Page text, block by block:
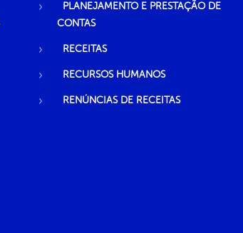
PLANEJAMENTO E PRESTAÇÃO DE
CONTAS
RECEITAS
RECURSOS HUMANOS
RENÚNCIAS DE RECEITAS